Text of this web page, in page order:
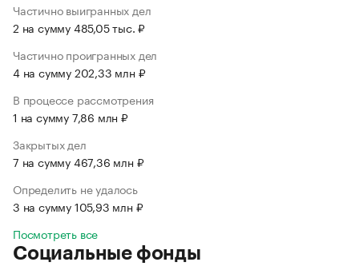
Частично выигранных дел
2 на сумму 485,05 тыс. ₽
Частично проигранных дел
4 на сумму 202,33 млн ₽
В процессе рассмотрения
1 на сумму 7,86 млн ₽
Закрытых дел
7 на сумму 467,36 млн ₽
Определить не удалось
3 на сумму 105,93 млн ₽
Посмотреть все
Социальные фонды